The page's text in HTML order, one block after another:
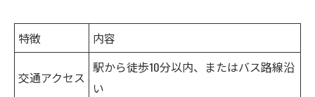
特徴 内容
交通アクセス
駅から徒歩10分以内、またはバス路線沿
い